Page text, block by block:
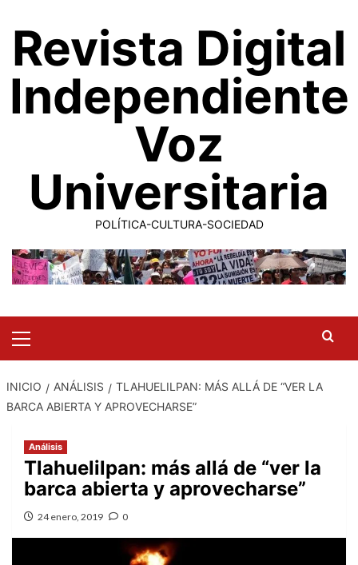
contenido
Revista Digital
Independiente
Voz
Universitaria
POLÍTICA-CULTURA-SOCIEDAD
Menu
INICIO ANÁLISIS
TLAHUELILPAN: MÁS ALLÁ DE “VER LA
BARCA ABIERTA Y APROVECHARSE”
Análisis
Tlahuelilpan: más allá de “ver la
barca abierta y aprovecharse”
24 enero, 2019 0